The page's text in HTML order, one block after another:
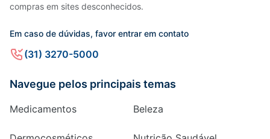
compras em sites desconhecidos.
Em caso de dúvidas, favor entrar em contato
(31) 3270-5000
Navegue pelos principais temas
Medicamentos Beleza